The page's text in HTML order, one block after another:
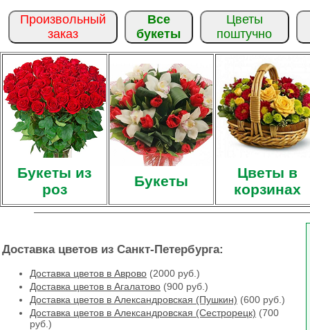
Произвольный
заказ
Все
букеты
Цветы
поштучно
Букеты из
роз
Букеты
Цветы в
корзинах
Доставка цветов из Санкт-Петербурга:
Доставка цветов в Аврово (2000 руб.)
Доставка цветов в Агалатово (900 руб.)
Доставка цветов в Александровская (Пушкин) (600 руб.)
Доставка цветов в Александровская (Сестрорецк) (700
руб.)